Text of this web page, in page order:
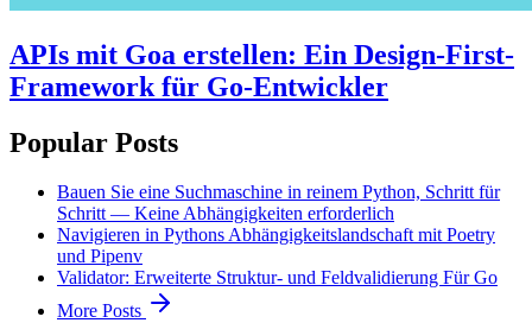
APIs mit Goa erstellen: Ein Design-First-
Framework für Go-Entwickler
Popular Posts
Bauen Sie eine Suchmaschine in reinem Python, Schritt für
Schritt — Keine Abhängigkeiten erforderlich
Navigieren in Pythons Abhängigkeitslandschaft mit Poetry
und Pipenv
Validator: Erweiterte Struktur- und Feldvalidierung Für Go
More Posts